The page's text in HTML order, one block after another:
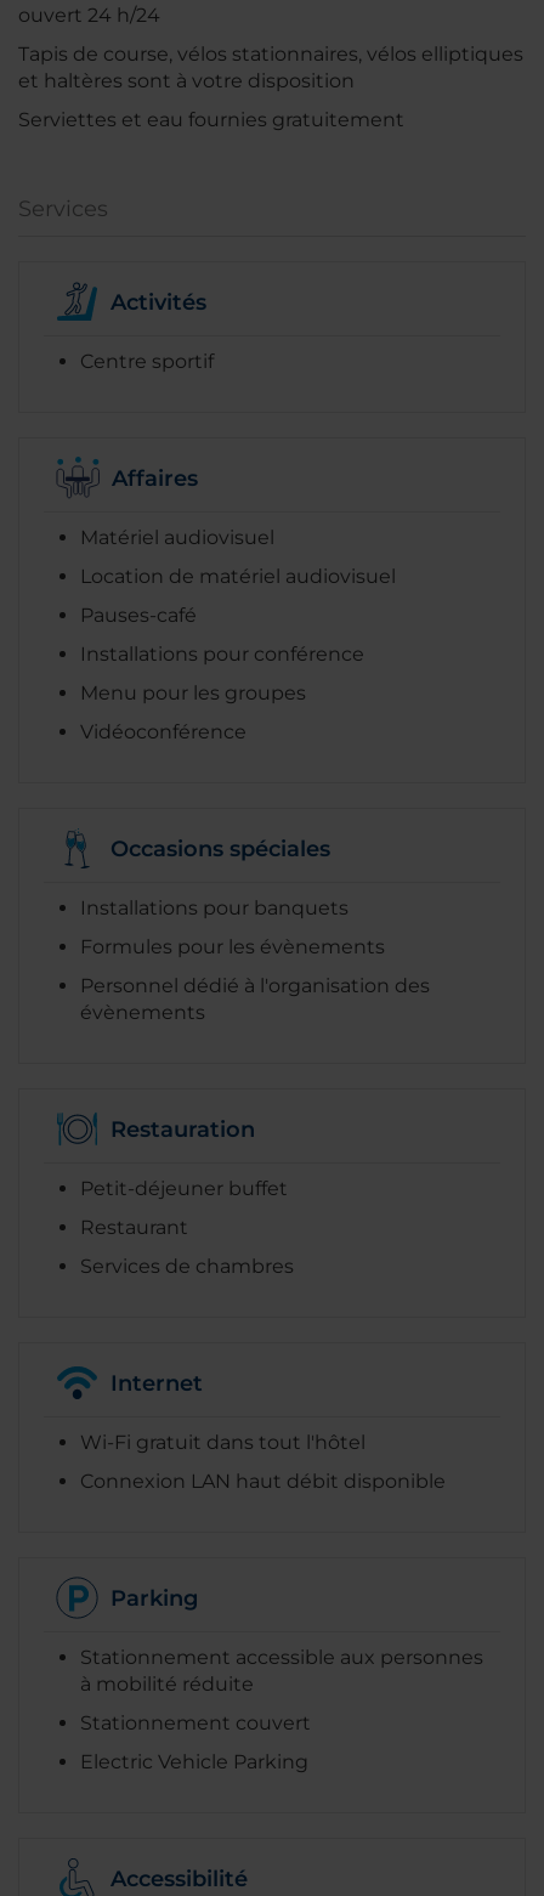
ouvert 24 h/24
Tapis de course, vélos stationnaires, vélos elliptiques
et haltères sont à votre disposition
Serviettes et eau fournies gratuitement
Services
Activités
Centre sportif
Affaires
Matériel audiovisuel
Location de matériel audiovisuel
Pauses-café
Installations pour conférence
Menu pour les groupes
Vidéoconférence
Occasions spéciales
Installations pour banquets
Formules pour les évènements
Personnel dédié à l'organisation des
évènements
Restauration
Petit-déjeuner buffet
Restaurant
Services de chambres
Internet
Wi-Fi gratuit dans tout l'hôtel
Connexion LAN haut débit disponible
Parking
Stationnement accessible aux personnes
à mobilité réduite
Stationnement couvert
Electric Vehicle Parking
Accessibilité